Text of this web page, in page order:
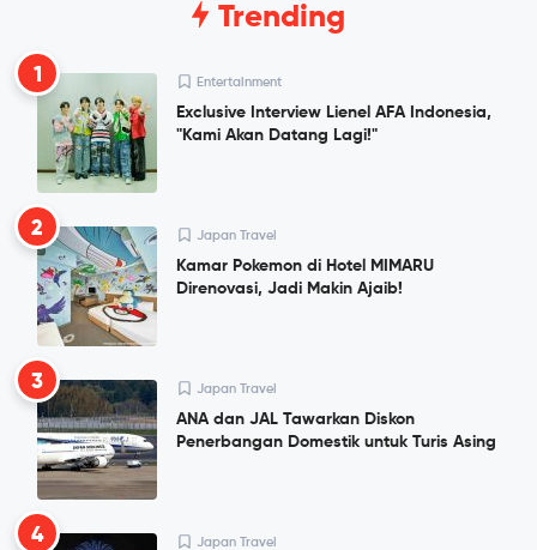
Trending
1 Entertainment
Exclusive Interview Lienel AFA Indonesia,
"Kami Akan Datang Lagi!"
2 Japan Travel
Kamar Pokemon di Hotel MIMARU
Direnovasi, Jadi Makin Ajaib!
3 Japan Travel
ANA dan JAL Tawarkan Diskon
Penerbangan Domestik untuk Turis Asing
4 Japan Travel